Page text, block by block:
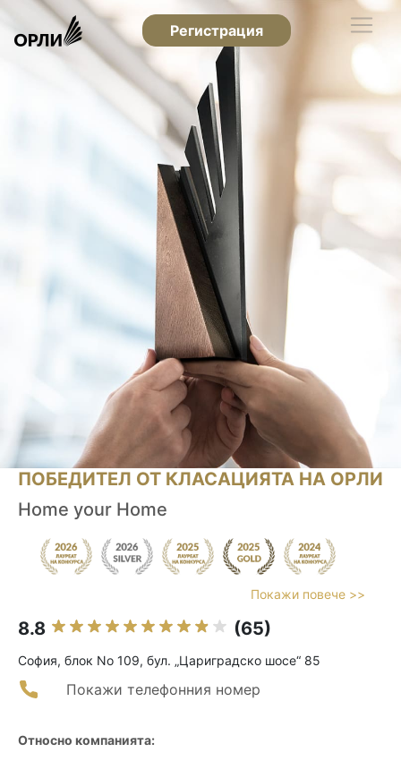
Регистрация
ПОБЕДИТЕЛ ОТ КЛАСАЦИЯТА НА ОРЛИ
Home your Home
Покажи повече >>
8.8 (65)
София, блок No 109, бул. „Цариградско шосе“ 85
Покажи телефонния номер
Относно компанията: